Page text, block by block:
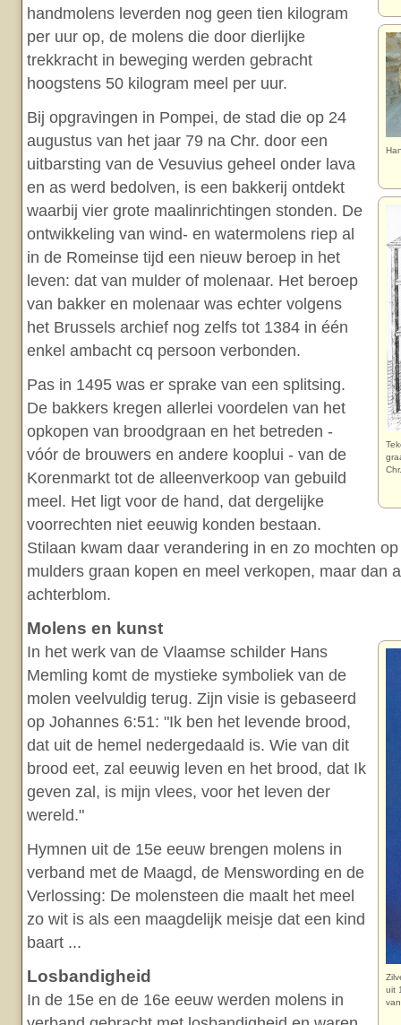
Chr.
handmolens leverden nog geen tien kilogram
per uur op, de molens die door dierlijke
trekkracht in beweging werden gebracht
hoogstens 50 kilogram meel per uur.
Bij opgravingen in Pompei, de stad die op 24
augustus van het jaar 79 na Chr. door een
uitbarsting van de Vesuvius geheel onder lava
en as werd bedolven, is een bakkerij ontdekt
waarbij vier grote maalinrichtingen stonden. De
ontwikkeling van wind- en watermolens riep al
in de Romeinse tijd een nieuw beroep in het
leven: dat van mulder of molenaar. Het beroep
van bakker en molenaar was echter volgens
het Brussels archief nog zelfs tot 1384 in één
enkel ambacht cq persoon verbonden.
Pas in 1495 was er sprake van een splitsing.
De bakkers kregen allerlei voordelen van het
opkopen van broodgraan en het betreden -
vóór de brouwers en andere kooplui - van de
Korenmarkt tot de alleenverkoop van gebuild
meel. Het ligt voor de hand, dat dergelijke
voorrechten niet eeuwig konden bestaan.
Stilaan kwam daar verandering in en zo mochten
mulders graan kopen en meel verkopen, maar dan
achterblom.
Molens en kunst
uit
In het werk van de Vlaamse schilder Hans
Memling komt de mystieke symboliek van de
molen veelvuldig terug. Zijn visie is gebaseerd
op Johannes 6:51: "Ik ben het levende brood,
dat uit de hemel nedergedaald is. Wie van dit
brood eet, zal eeuwig leven en het brood, dat Ik
geven zal, is mijn vlees, voor het leven der
wereld."
Hymnen uit de 15e eeuw brengen molens in
verband met de Maagd, de Menswording en de
Verlossing: De molensteen die maalt het meel
zo wit is als een maagdelijk meisje dat een kind
baart ...
Losbandigheid
In de 15e en de 16e eeuw werden molens in